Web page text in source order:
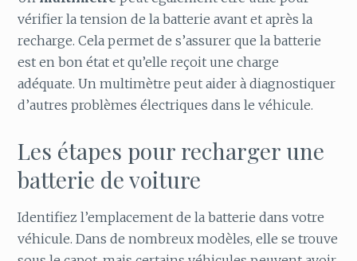
vérifier la tension de la batterie avant et après la
recharge. Cela permet de s’assurer que la batterie
est en bon état et qu’elle reçoit une charge
adéquate. Un multimètre peut aider à diagnostiquer
d’autres problèmes électriques dans le véhicule.
Les étapes pour recharger une
batterie de voiture
Identifiez l’emplacement de la batterie dans votre
véhicule. Dans de nombreux modèles, elle se trouve